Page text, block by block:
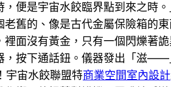
便是宇宙水餃臨界點到來之時
舊的、像是古代金屬保險箱的
面沒有黃金，只有一個閃爍著
，按下通話鈕。儀器發出「滋
宇宙水餃聯盟特商業空間室內設計